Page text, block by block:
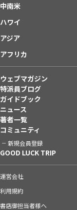
中南米
ハワイ
アジア
アフリカ
ウェブマガジン
特派員ブログ
ガイドブック
ニュース
著者一覧
コミュニティ
新規会員登録
GOOD LUCK TRIP
運営会社
利用規約
書店御担当者様へ